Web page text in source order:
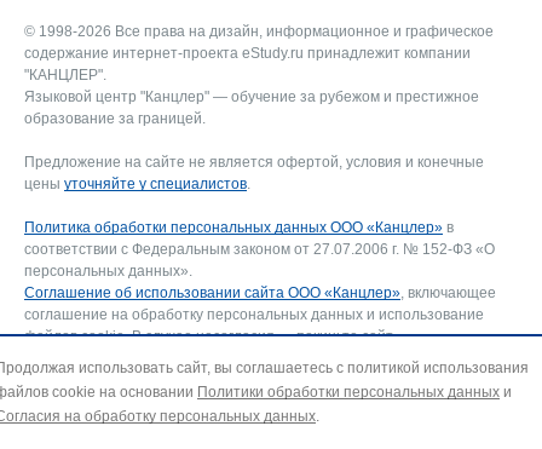
© 1998-2026 Все права на дизайн, информационное и графическое
содержание интернет-проекта eStudy.ru принадлежит компании
"КАНЦЛЕР".
Языковой центр "Канцлер" — обучение за рубежом и престижное
образование за границей.
Предложение на сайте не является офертой, условия и конечные
цены уточняйте у специалистов
Политика обработки персональных данных ООО «Канцлер» в
соответствии с Федеральным законом от 27.07.2006 г. № 152-ФЗ «О
персональных данных».
Соглашение об использовании сайта ООО «Канцлер» , включающее
соглашение на обработку персональных данных и использование
файлов cookie. В случае несогласия — покиньте сайт.
Для отзыва согласия на обработку персональных данных направьте
запрос на адрес эл. почты:
использовать сайт, вы соглашаетесь с политикой использования
cookie на основании Политики обработки персональных данных и
на обработку персональных данных.